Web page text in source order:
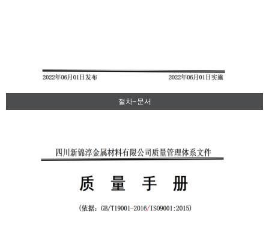
절차-문서